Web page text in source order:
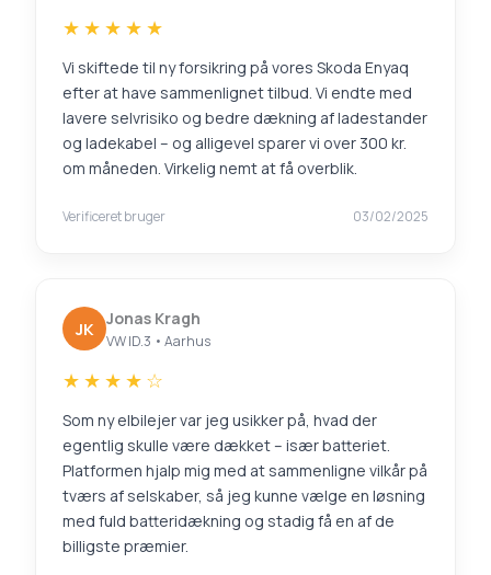
★★★★★
Vi skiftede til ny forsikring på vores Skoda Enyaq
efter at have sammenlignet tilbud. Vi endte med
lavere selvrisiko og bedre dækning af ladestander
og ladekabel – og alligevel sparer vi over 300 kr.
om måneden. Virkelig nemt at få overblik.
Verificeret bruger 03/02/2025
JK Jonas Kragh
VW ID.3 • Aarhus
★★★★☆
Som ny elbilejer var jeg usikker på, hvad der
egentlig skulle være dækket – især batteriet.
Platformen hjalp mig med at sammenligne vilkår på
tværs af selskaber, så jeg kunne vælge en løsning
med fuld batteridækning og stadig få en af de
billigste præmier.